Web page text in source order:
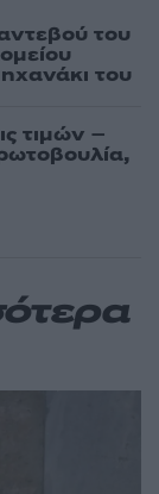
του
του
τιμών –